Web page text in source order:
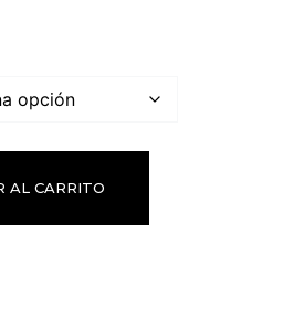
AL CARRITO